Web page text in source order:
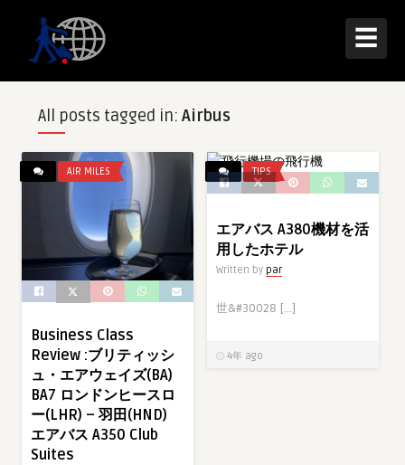
☰
All posts tagged in: Airbus
AIR MILES
Business Class
Review :ブリティッシ
ュ・エアウェイズ(BA)
BA7 ロンドンヒースロ
ー(LHR) – 羽田(HND)
エアバス A350 Club
Suites
TIPS
エアバス A380機材を活
用したホテル
Written by par
世&#30028 […]
4年 ago